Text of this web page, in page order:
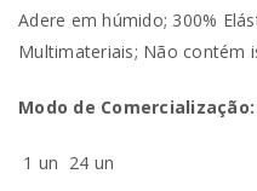
Adere em húmido; 300%
Multimateriais; Não contém
Modo de Comercialização:
1 un 24 un